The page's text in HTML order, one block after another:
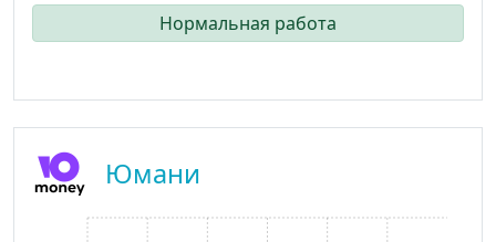
Нормальная работа
Юмани